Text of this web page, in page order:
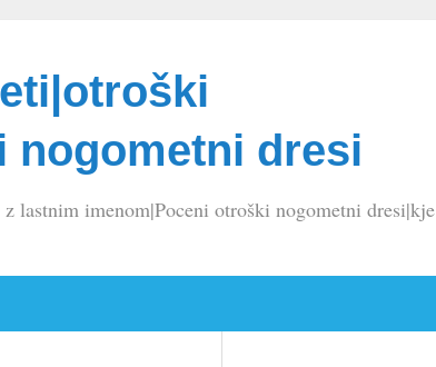
nogometni dresi
lastnim imenom|Poceni otroški nogometni dresi|kje